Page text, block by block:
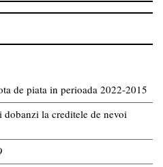
de piata in perioada 2022-2015
la creditele de nevoi